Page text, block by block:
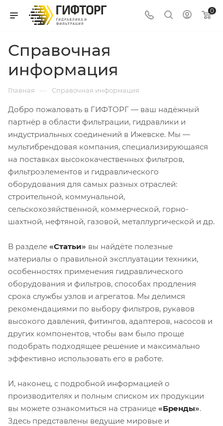
0
Справочная
информация
Главная — Справочная информация
Добро пожаловать в ГИФТОРГ — ваш надёжный
партнёр в области фильтрации, гидравлики и
индустриальных соединений в Ижевске. Мы —
мультибрендовая компания, специализирующаяся
на поставках высококачественных фильтров,
фильтроэлементов и гидравлического
оборудования для самых разных отраслей:
строительной, коммунальной,
сельскохозяйственной, коммерческой, горно-
шахтной, нефтяной, газовой, металлургической и др.
В разделе «Статьи» вы найдёте полезные
материалы о правильной эксплуатации техники,
особенностях применения гидравлического
оборудования и фильтров, способах продления
срока службы узлов и агрегатов. Мы делимся
рекомендациями по выбору фильтров, рукавов
высокого давления, фитингов, адаптеров, насосов и
других компонентов, чтобы вам было проще
подобрать подходящее решение и максимально
эффективно использовать его в работе.
И, наконец, с подробной информацией о
производителях и полным списком их продукции
вы можете ознакомиться на странице «Бренды».
Здесь представлены ведущие мировые и